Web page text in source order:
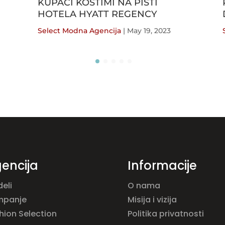
KUPAĆI KOSTIMI NA PISTI
HOTELA HYATT REGENCY
Select Modna Agencija | May 19, 2023
Selection
Informacije
O nama
Misija i vizija
Politika privatnosti